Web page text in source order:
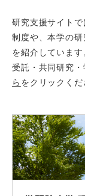
研究支援サイト
制度や、本学の
を紹介しています
受託・共同研究・
ら をクリックくだ